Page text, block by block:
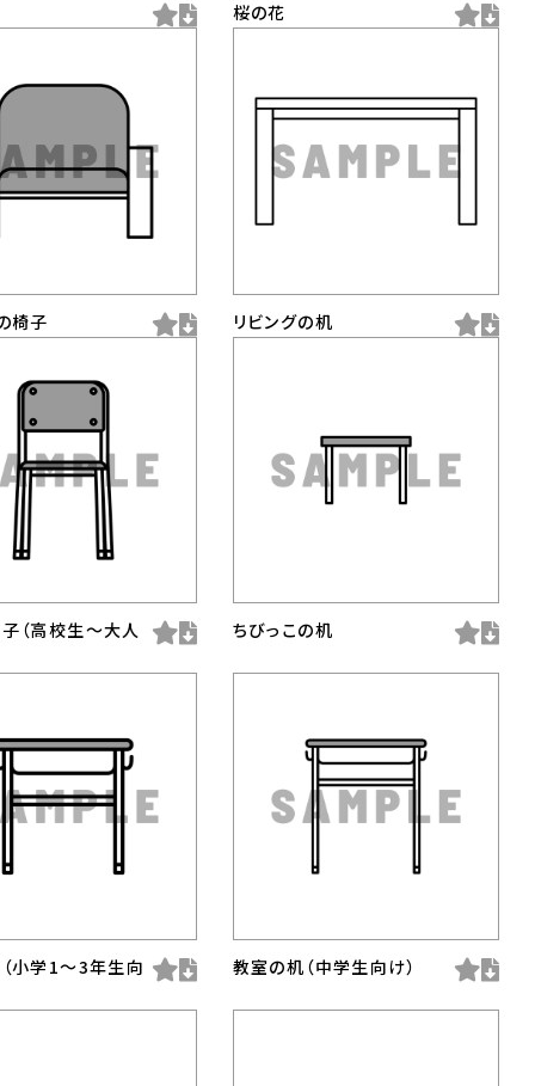
桜の花
椅子 リビングの机
（高校生〜大人 ちびっこの机
小学1〜3年生向 教室の机（中学生向け）